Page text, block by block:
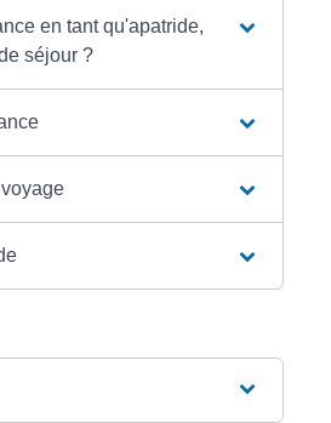
en tant qu'apatride,
séjour ?